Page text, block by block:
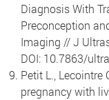
Diagnosis With
Preconception
Imaging // J
DOI: 10.7863/
Petit L., Lecointre
pregnancy with